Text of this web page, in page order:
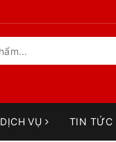
DỊCH VỤ TIN TỨC